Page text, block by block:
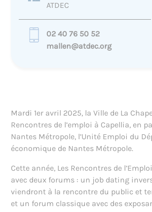
ATDEC
02 40 76 50 52
mallen@atdec.org
Mardi 1er avril 2025, la Ville de La
Rencontres de l’emploi à Capellia, en
Nantes Métropole, l’Unité Emploi du
économique de Nantes Métropole.
Cette année, Les Rencontres de
avec deux forums : un job dating
viendront à la rencontre du public et
et un forum classique avec des